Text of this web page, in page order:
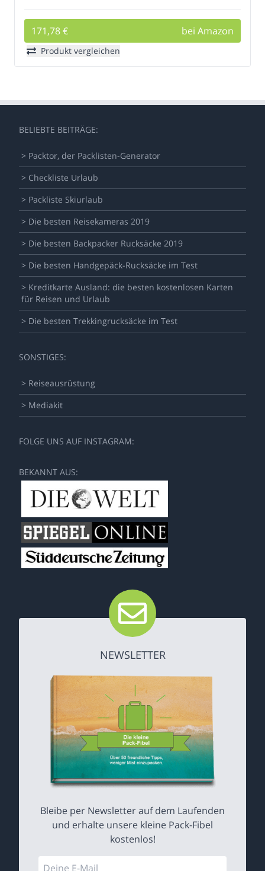
171,78 € bei Amazon
Produkt vergleichen
BELIEBTE BEITRÄGE:
> Packtor, der Packlisten-Generator
> Checkliste Urlaub
> Packliste Skiurlaub
> Die besten Reisekameras 2019
> Die besten Backpacker Rucksäcke 2019
> Die besten Handgepäck-Rucksäcke im Test
> Kreditkarte Ausland: die besten kostenlosen Karten
für Reisen und Urlaub
> Die besten Trekkingrucksäcke im Test
SONSTIGES:
> Reiseausrüstung
> Mediakit
FOLGE UNS AUF INSTAGRAM:
BEKANNT AUS:
NEWSLETTER
Bleibe per Newsletter auf dem Laufenden
und erhalte unsere kleine Pack-Fibel
kostenlos!